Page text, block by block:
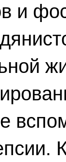
и